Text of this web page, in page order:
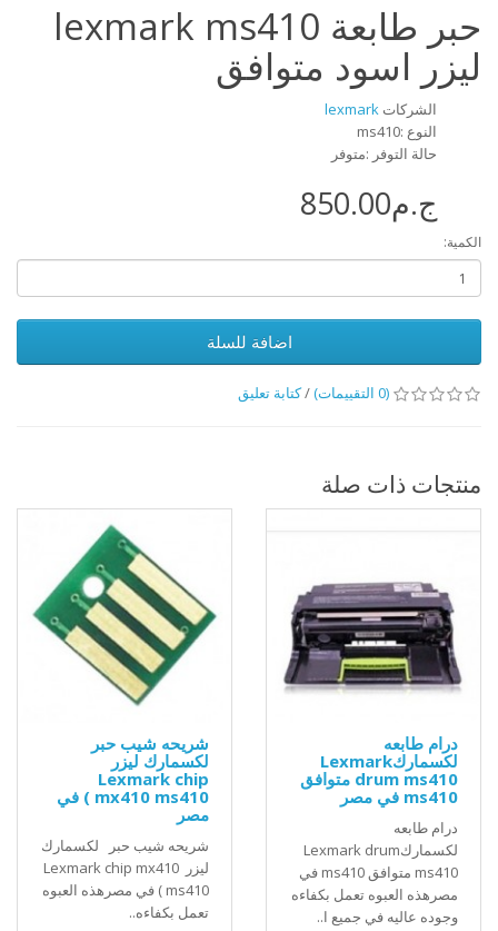
حبر طابعة lexmark ms410
ليزر اسود متوافق
الشركاتlexmark
النوع :ms410
حالة التوفر :متوفر
ج.م850.00
الكمية:
اضافة للسلة
(0 التقييمات) /كتابة تعليق
منتجات ذات صلة
شريحه شيب حبر
لكسمارك ليزر
Lexmark chip
mx410 ms410 ) في
مصر
شريحه شيب حبر لكسمارك
ليزر Lexmark chip mx410
ms410 ) في مصرهذه العبوه
تعمل بكفاءه..
درام طابعه
لكسماركLexmark
drum ms410 متوافق
ms410 في مصر
درام طابعه
لكسماركLexmark drum
ms410 متوافق ms410 في
مصرهذه العبوه تعمل بكفاءه
وجوده عاليه في جميع ا..